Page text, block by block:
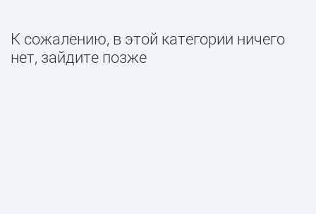
К сожалению, в этой категории ничего
нет, зайдите позже